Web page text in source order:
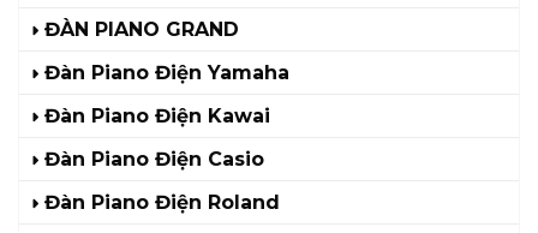
ĐÀN PIANO GRAND
Đàn Piano Điện Yamaha
Đàn Piano Điện Kawai
Đàn Piano Điện Casio
Đàn Piano Điện Roland